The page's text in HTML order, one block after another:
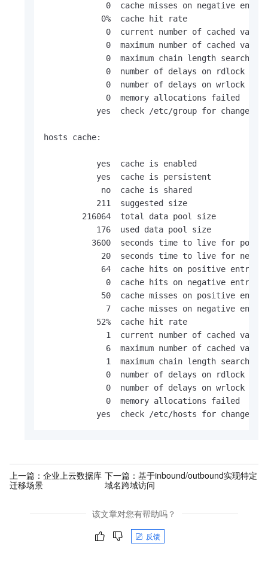
0  cache misses on negative
            0%  cache hit rate
             0  current number of cached values
             0  maximum number of cached values
             0  maximum chain length searched
             0  number of delays on rdlock
             0  number of delays on wrlock
             0  memory allocations failed
           yes  check /etc/group for changes
hosts cache:
           yes  cache is enabled
           yes  cache is persistent
            no  cache is shared
           211  suggested size
        216064  total data pool size
           176  used data pool size
3600  seconds time to live for
20  seconds time to live for
            64  cache hits on positive entries
             0  cache hits on negative entries
50  cache misses on positive
7  cache misses on negative
           52%  cache hit rate
             1  current number of cached values
             6  maximum number of cached values
             1  maximum chain length searched
             0  number of delays on rdlock
             0  number of delays on wrlock
             0  memory allocations failed
           yes  check /etc/hosts for changes
上一篇： 企业上云数据库
迁移场景
下一篇：基于inbound/outbound实现特定
域名跨域访问
该文章对您有帮助吗？
反馈